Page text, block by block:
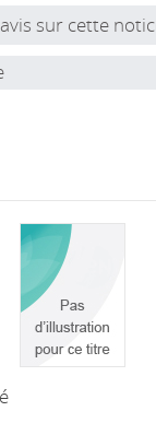
sur cette